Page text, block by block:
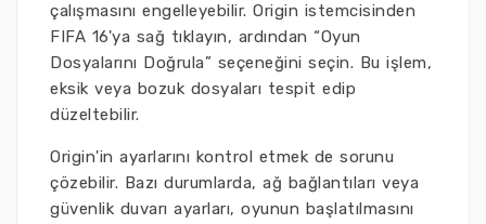
çalışmasını engelleyebilir. Origin istemcisinden
FIFA 16'ya sağ tıklayın, ardından “Oyun
Dosyalarını Doğrula” seçeneğini seçin. Bu işlem,
eksik veya bozuk dosyaları tespit edip
düzeltebilir.
Origin'in ayarlarını kontrol etmek de sorunu
çözebilir. Bazı durumlarda, ağ bağlantıları veya
güvenlik duvarı ayarları, oyunun başlatılmasını